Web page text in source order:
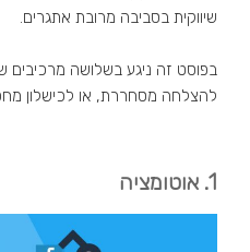
שיווקית בסביבה מרובת אתגרים.
בפוסט זה ניגע בשלושה מרכיבים
להצלחה מסחררת, או לכישלון
1. אוטומציה